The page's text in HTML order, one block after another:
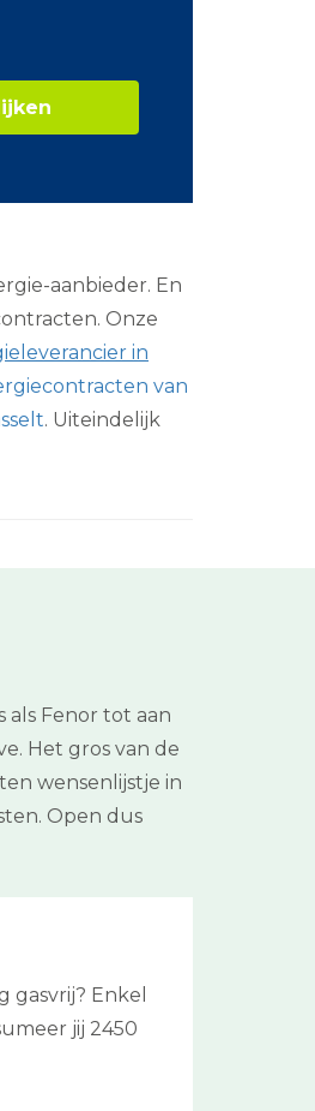
aanbieder. En
Onze
in
van
. Uiteindelijk
als Fenor tot aan
Het gros van de
wensenlijstje in
Open dus
Enkel
jij 2450